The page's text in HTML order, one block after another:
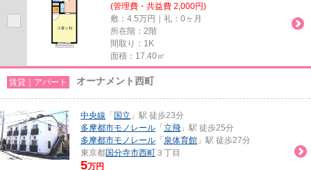
(管理費・共益費 2,000円)
敷：4.5万円｜礼：0ヶ月
所在階：2階
間取り：1K
面積：17.40㎡
賃貸｜アパート オーナメント西町
中央線 「 国立 」駅 徒歩23分
多摩都市モノレール 「 立飛 」駅 徒歩25分
多摩都市モノレール 「 泉体育館 」駅 徒歩27分
東京都国分寺市西町 ３丁目
5万円